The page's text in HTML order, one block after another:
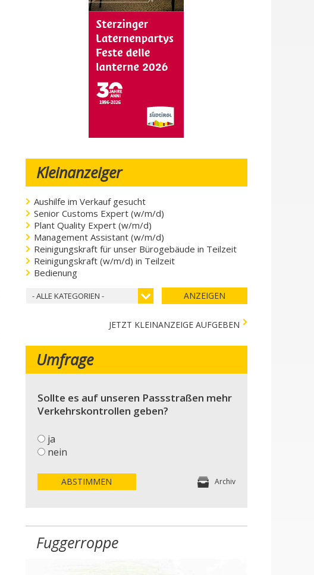
Kleinanzeiger
Aushilfe im Verkauf gesucht
Senior Customs Expert (w/m/d)
Plant Quality Expert (w/m/d)
Management Assistant (w/m/d)
Reinigungskraft für unser Bürogebäude in Teilzeit
Reinigungskraft (w/m/d) in Teilzeit
Bedienung
- ALLE KATEGORIEN - ANZEIGEN
JETZT KLEINANZEIGE AUFGEBEN
Umfrage
Sollte es auf unseren Passstraßen mehr
Verkehrskontrollen geben?
ja
nein
ABSTIMMEN Archiv
Fuggerroppe